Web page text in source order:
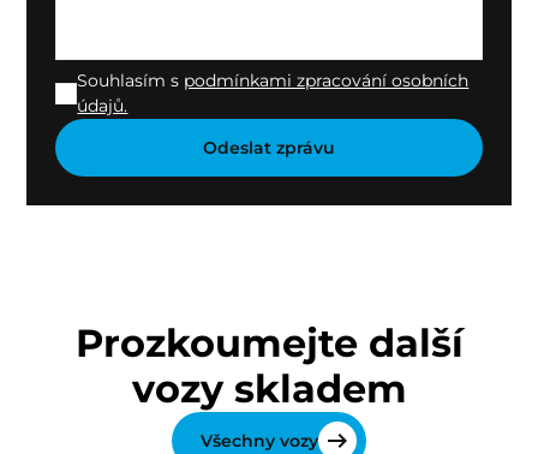
Souhlasím s podmínkami zpracování osobních
údajů.
Prozkoumejte další
vozy skladem
Všechny vozy